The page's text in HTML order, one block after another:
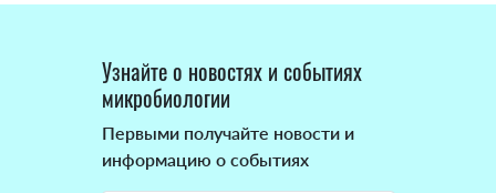
Узнайте о новостях и событиях
микробиологии
Первыми получайте новости и
информацию о событиях